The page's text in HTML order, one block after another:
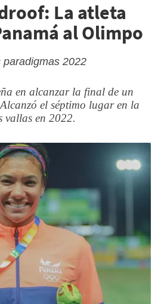
La atleta
al Olimpo
2022
en alcanzar la final de un
el séptimo lugar en la
vallas en 2022.